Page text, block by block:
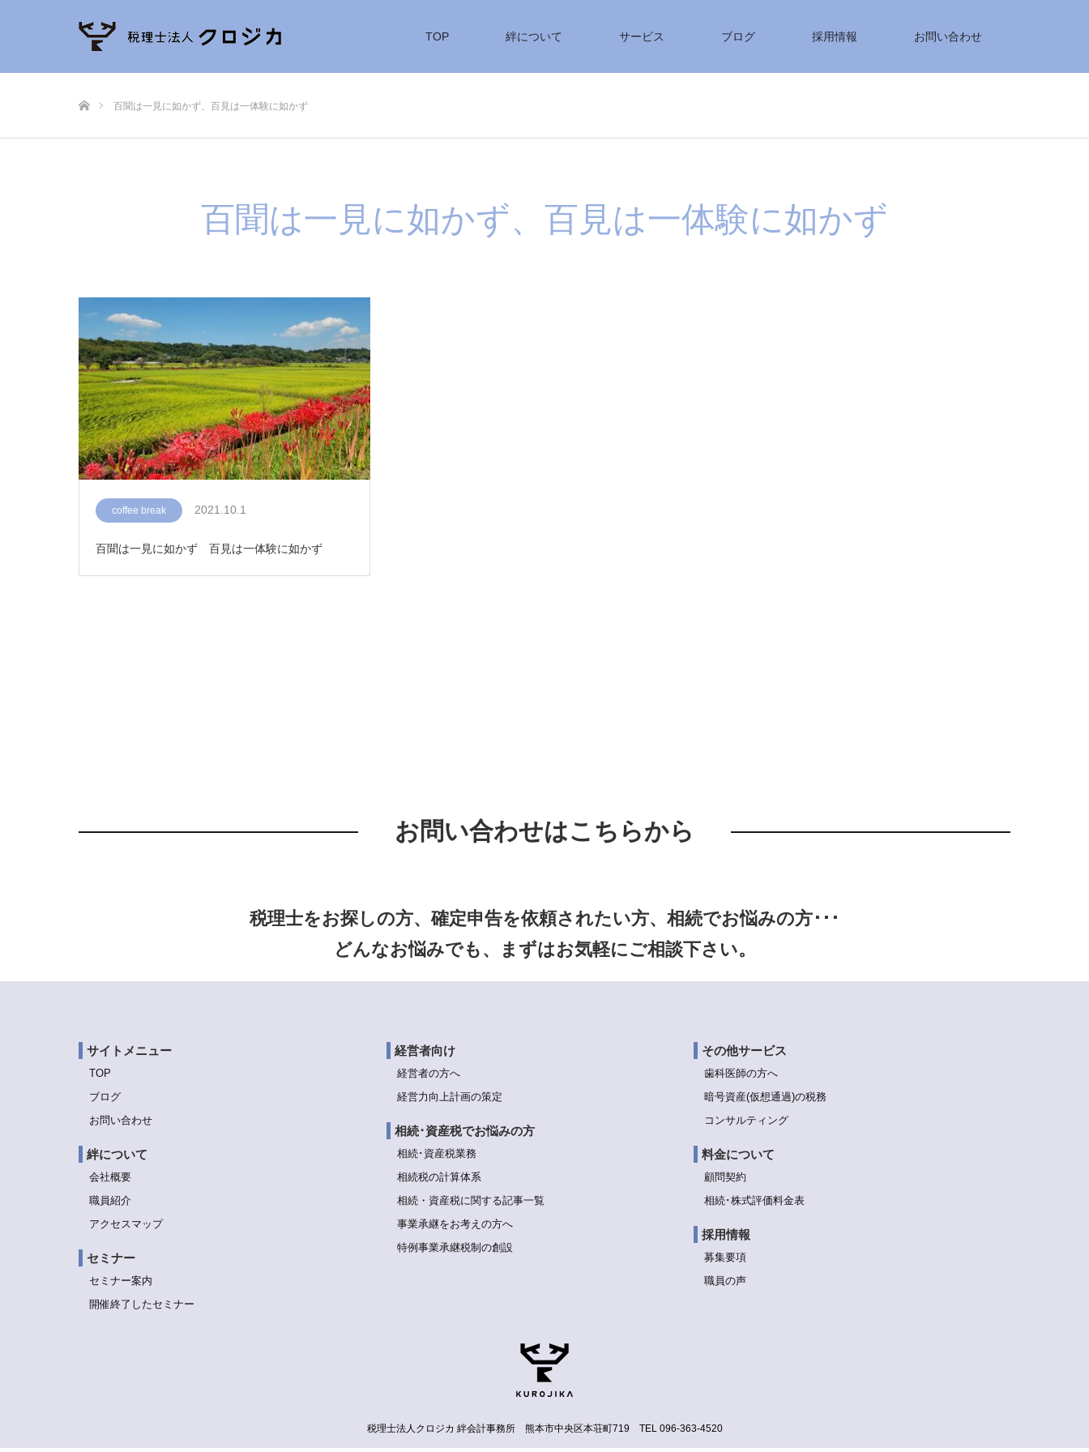
TOP 絆について サービス ブログ 採用情報 お問い合わせ
百聞は一見に如かず、百見は一体験に如かず
百聞は一見に如かず、百見は一体験に如かず
coffee break 2021.10.1
百聞は一見に如かず 百見は一体験に如かず
お問い合わせはこちらから
税理士をお探しの方、確定申告を依頼されたい方、相続でお悩みの方･･･
どんなお悩みでも、まずはお気軽にご相談下さい。
サイトメニュー
TOP
ブログ
お問い合わせ
絆について
会社概要
職員紹介
アクセスマップ
セミナー
セミナー案内
開催終了したセミナー
経営者向け
経営者の方へ
経営力向上計画の策定
相続･資産税でお悩みの方
相続･資産税業務
相続税の計算体系
相続・資産税に関する記事一覧
事業承継をお考えの方へ
特例事業承継税制の創設
その他サービス
歯科医師の方へ
暗号資産(仮想通過)の税務
コンサルティング
料金について
顧問契約
相続･株式評価料金表
採用情報
募集要項
職員の声
税理士法人クロジカ 絆会計事務所 熊本市中央区本荘町719 TEL 096-363-4520